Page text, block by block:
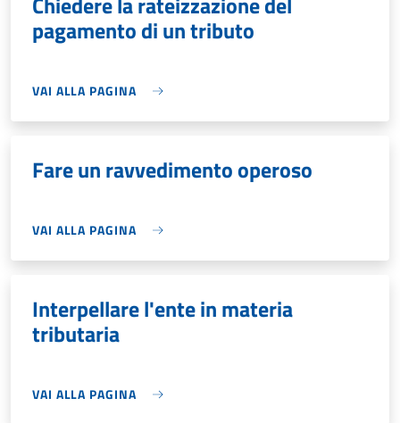
pagamento di un tributo
VAI ALLA PAGINA
Fare un ravvedimento operoso
VAI ALLA PAGINA
Interpellare l'ente in materia
tributaria
VAI ALLA PAGINA